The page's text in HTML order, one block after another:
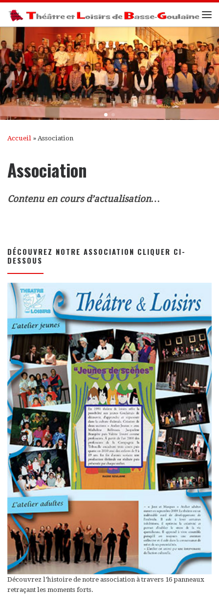
Passer au contenu
Accueil » Association
Association
Contenu en cours d’actualisation…
DÉCOUVREZ NOTRE ASSOCIATION CLIQUER CI-
DESSOUS
Découvrez l’histoire de notre association à travers 16 panneaux
retraçant les moments forts.